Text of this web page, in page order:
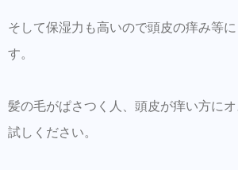
そして保湿力も高いので頭皮の痒み等
す。
髪の毛がぱさつく人、頭皮が痒い方に
試しください。